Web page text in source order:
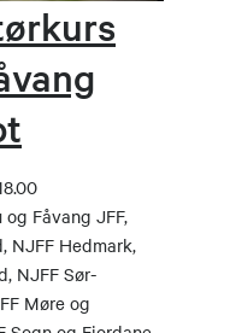
og Fåvang JFF,
NJFF Hedmark,
NJFF Sør-
Møre og